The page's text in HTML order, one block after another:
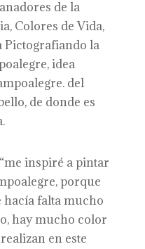
de la
Colores de Vida,
Pictografiando la
idea
del
de donde es
inspiré a pintar
porque
hacía falta mucho
hay mucho color
en este